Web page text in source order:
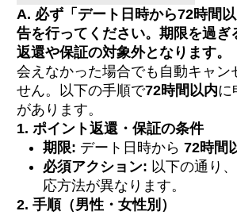
男性会員ログイ
Language 日本語
A. 必ず「デート日時から72時間
告を行ってください。期限を過ぎ
返還や保証の対象外となります。
会えなかった場合でも自動キャン
せん。以下の手順で72時間以内に
があります。
1. ポイント返還・保証の条件
期限: デート日時から 72時間
必須アクション: 以下の通り
応方法が異なります。
2. 手順（男性・女性別）